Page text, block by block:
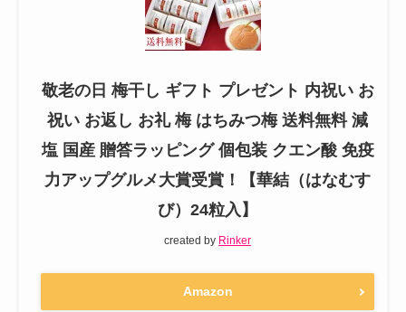
敬老の日 梅干し ギフト プレゼント 内祝い お
祝い お返し お礼 梅 はちみつ梅 送料無料 減
塩 国産 贈答ラッピング 個包装 クエン酸 免疫
力アップグルメ大賞受賞！【華結（はなむす
び）24粒入】
created by Rinker
Amazon